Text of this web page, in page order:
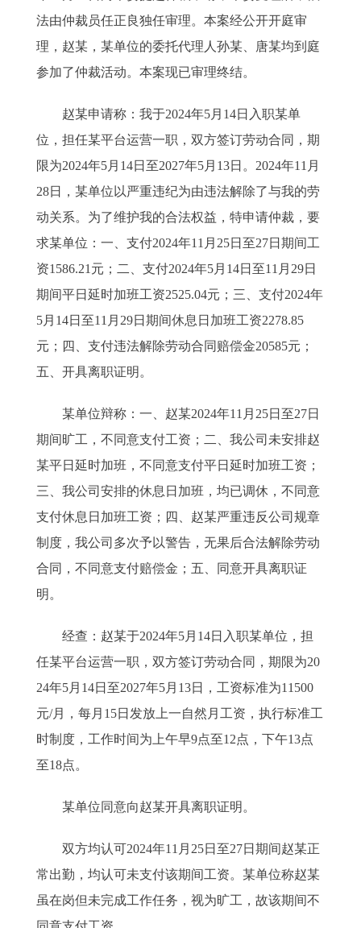
法由仲裁员任正良独任审理。本案经公开开庭审
理，赵某，某单位的委托代理人孙某、唐某均到庭
参加了仲裁活动。本案现已审理终结。
赵某申请称：我于2024年5月14日入职某单
位，担任某平台运营一职，双方签订劳动合同，期
限为2024年5月14日至2027年5月13日。2024年11月
28日，某单位以严重违纪为由违法解除了与我的劳
动关系。为了维护我的合法权益，特申请仲裁，要
求某单位：一、支付2024年11月25日至27日期间工
资1586.21元；二、支付2024年5月14日至11月29日
期间平日延时加班工资2525.04元；三、支付2024年
5月14日至11月29日期间休息日加班工资2278.85
元；四、支付违法解除劳动合同赔偿金20585元；
五、开具离职证明。
某单位辩称：一、赵某2024年11月25日至27日
期间旷工，不同意支付工资；二、我公司未安排赵
某平日延时加班，不同意支付平日延时加班工资；
三、我公司安排的休息日加班，均已调休，不同意
支付休息日加班工资；四、赵某严重违反公司规章
制度，我公司多次予以警告，无果后合法解除劳动
合同，不同意支付赔偿金；五、同意开具离职证
明。
经查：赵某于2024年5月14日入职某单位，担
任某平台运营一职，双方签订劳动合同，期限为20
24年5月14日至2027年5月13日，工资标准为11500
元/月，每月15日发放上一自然月工资，执行标准工
时制度，工作时间为上午早9点至12点，下午13点
至18点。
某单位同意向赵某开具离职证明。
双方均认可2024年11月25日至27日期间赵某正
常出勤，均认可未支付该期间工资。某单位称赵某
虽在岗但未完成工作任务，视为旷工，故该期间不